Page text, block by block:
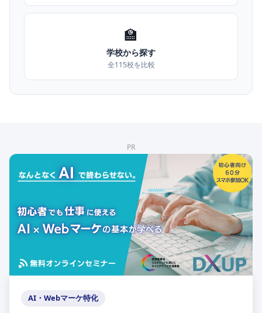
🏫
学校から探す
全115校を比較
PR
AI・Webマーケ特化